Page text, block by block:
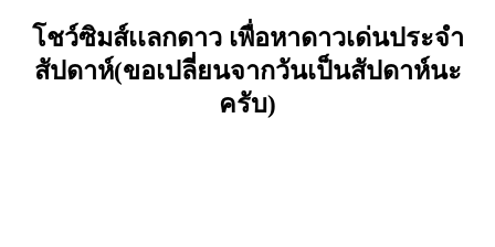
โชว์ซิมส์เเลกดาว เพื่อหาดาวเด่นประจำ
สัปดาห์(ขอเปลี่ยนจากวันเป็นสัปดาห์นะ
ครับ)